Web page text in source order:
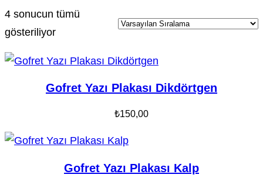
4 sonucun tümü
gösteriliyor
Gofret Yazı Plakası Dikdörtgen
₺150,00
Gofret Yazı Plakası Kalp